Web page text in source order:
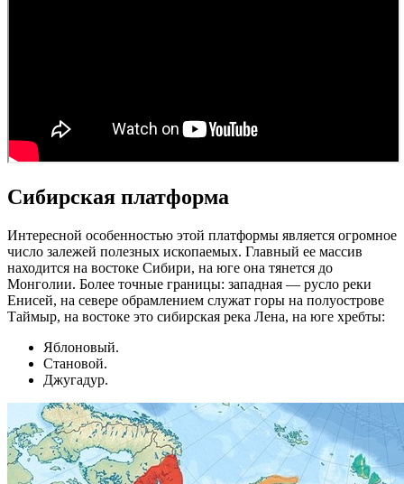
Сибирская платформа
Интересной особенностью этой платформы является огромное
число залежей полезных ископаемых. Главный ее массив
находится на востоке Сибири, на юге она тянется до
Монголии. Более точные границы: западная — русло реки
Енисей, на севере обрамлением служат горы на полуострове
Таймыр, на востоке это сибирская река Лена, на юге хребты:
Яблоновый.
Становой.
Джугадур.